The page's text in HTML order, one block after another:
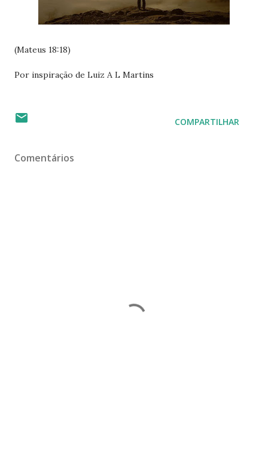
(Mateus 18:18)
Por inspiração de Luiz A L Martins
COMPARTILHAR
Comentários